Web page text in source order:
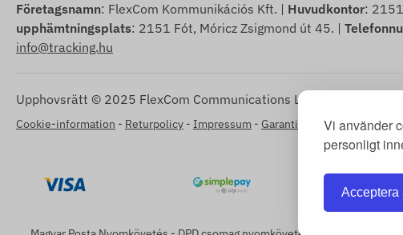
Vi använder
personligt
Acceptera
Företagsnamn: FlexCom Kommunikációs Kft. | Huvudkontor:
upphämtningsplats: 2151 Fót, Móricz Zsigmond út 45. |
info@tracking.hu
Upphovsrätt © 2025 FlexCom Communications Ltd., Alla
Cookie-information - Returpolicy - Impressum - Garanti och